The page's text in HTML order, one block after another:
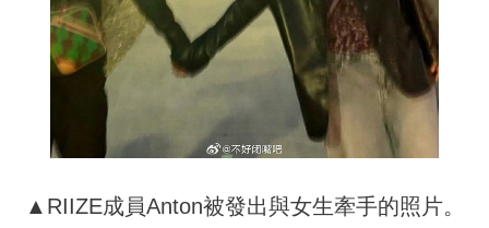
▲RIIZE成員Anton被發出與女生牽手的照片。